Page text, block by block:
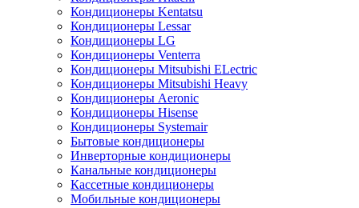
Кондиционеры Kentatsu
Кондиционеры Lessar
Кондиционеры LG
Кондиционеры Venterra
Кондиционеры Mitsubishi ELectric
Кондиционеры Mitsubishi Heavy
Кондиционеры Aeronic
Кондиционеры Hisense
Кондиционеры Systemair
Бытовые кондиционеры
Инверторные кондиционеры
Канальные кондиционеры
Кассетные кондиционеры
Мобильные кондиционеры